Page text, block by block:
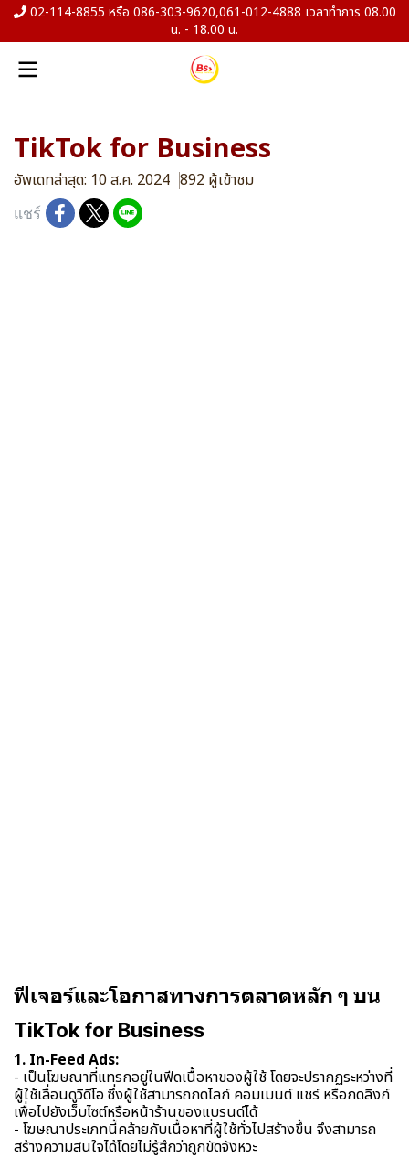
02-114-8855 หรือ 086-303-9620,061-012-4888 เวลาทำการ 08.00
น. - 18.00 น.
TikTok for Business
อัพเดทล่าสุด: 10 ส.ค. 2024 892 ผู้เข้าชม
แชร์
ฟีเจอร์และโอกาสทางการตลาดหลัก ๆ บน
TikTok for Business
1. In-Feed Ads:
- เป็นโฆษณาที่แทรกอยู่ในฟีดเนื้อหาของผู้ใช้ โดยจะปรากฏระหว่างที่
ผู้ใช้เลื่อนดูวิดีโอ ซึ่งผู้ใช้สามารถกดไลก์ คอมเมนต์ แชร์ หรือกดลิงก์
เพื่อไปยังเว็บไซต์หรือหน้าร้านของแบรนด์ได้
- โฆษณาประเภทนี้คล้ายกับเนื้อหาที่ผู้ใช้ทั่วไปสร้างขึ้น จึงสามารถ
สร้างความสนใจได้โดยไม่รู้สึกว่าถูกขัดจังหวะ